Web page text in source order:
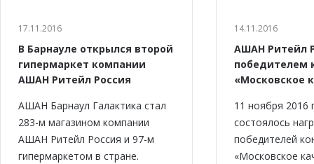
17.11.2016
В Барнауле открылся второй
гипермаркет компании
АШАН Ритейл Россия
АШАН Барнаул Галактика стал
283-м магазином компании
АШАН Ритейл Россия и 97-м
гипермаркетом в стране.
14.11.2016
АШАН Ритейл
победителем
«Московское
11 ноября 2016
состоялось
победителей
«Московское